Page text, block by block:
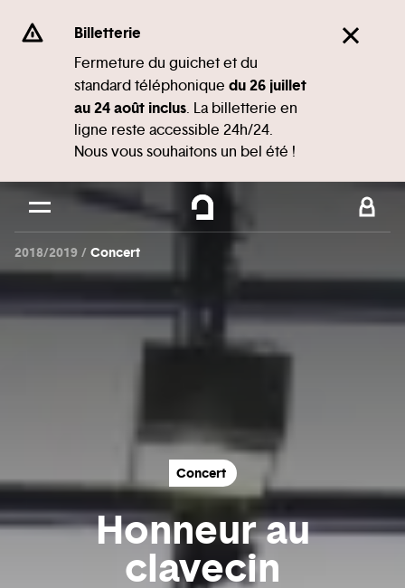
Se rendre au
Contenu principal
Pied de page
Billetterie
Fermeture du guichet et du
standard téléphonique du 26 juillet
au 24 août inclus. La billetterie en
ligne reste accessible 24h/24.
Nous vous souhaitons un bel été !
2018/2019 Concert
Concert
Honneur au
clavecin